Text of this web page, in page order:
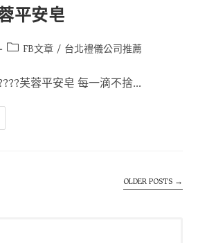
平安皂
FB文章 / 台北禮儀公司推薦
芙蓉平安皂 每一滴不捨...
OLDER POSTS →